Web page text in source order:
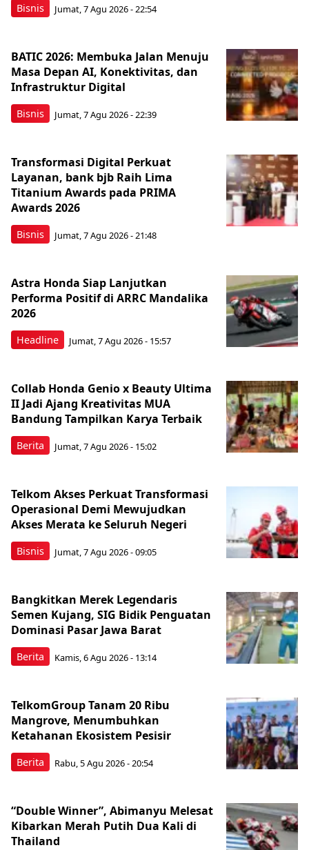
Bisnis Jumat, 7 Agu 2026 - 22:54
Bisnis
BATIC 2026: Membuka Jalan Menuju
Masa Depan AI, Konektivitas, dan
Infrastruktur Digital
Jumat, 7 Agu 2026 - 22:39
Bisnis
Transformasi Digital Perkuat
Layanan, bank bjb Raih Lima
Titanium Awards pada PRIMA
Awards 2026
Jumat, 7 Agu 2026 - 21:48
Headline
Astra Honda Siap Lanjutkan
Performa Positif di ARRC Mandalika
2026
Jumat, 7 Agu 2026 - 15:57
Berita
Collab Honda Genio x Beauty Ultima
II Jadi Ajang Kreativitas MUA
Bandung Tampilkan Karya Terbaik
Jumat, 7 Agu 2026 - 15:02
Bisnis
Telkom Akses Perkuat Transformasi
Operasional Demi Mewujudkan
Akses Merata ke Seluruh Negeri
Jumat, 7 Agu 2026 - 09:05
Berita
Bangkitkan Merek Legendaris
Semen Kujang, SIG Bidik Penguatan
Dominasi Pasar Jawa Barat
Kamis, 6 Agu 2026 - 13:14
Berita
TelkomGroup Tanam 20 Ribu
Mangrove, Menumbuhkan
Ketahanan Ekosistem Pesisir
Rabu, 5 Agu 2026 - 20:54
“Double Winner”, Abimanyu Melesat
Kibarkan Merah Putih Dua Kali di
Thailand